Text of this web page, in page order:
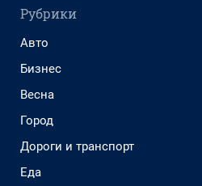
Рубрики
Авто
Бизнес
Весна
Город
Дороги и транспорт
Еда